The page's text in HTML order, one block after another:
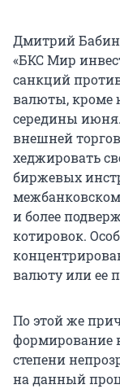
Дмитрий
«БКС Мир
санкций
валюты, кроме
середины
внешней
хеджировать
биржевых
и более
котировок.
валюту или ее
По этой же
формирование
степени
на данный